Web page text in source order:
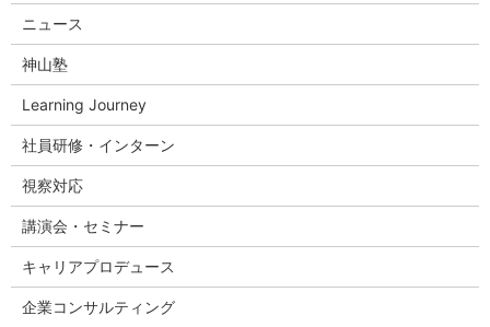
ニュース
神山塾
Learning Journey
社員研修・インターン
視察対応
講演会・セミナー
キャリアプロデュース
企業コンサルティング